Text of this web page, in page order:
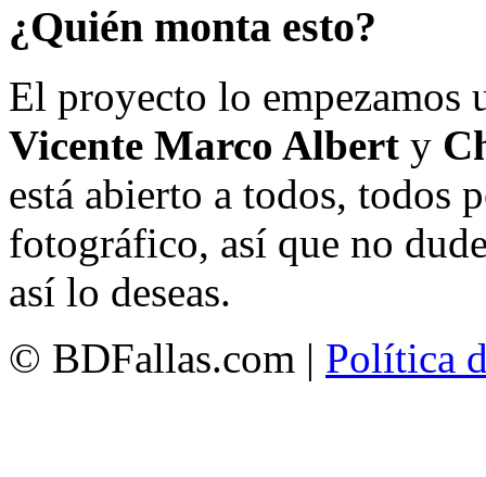
¿Quién monta esto?
El proyecto lo empezamos
Vicente Marco Albert y
está abierto a todos, todos
fotográfico, así que no
así lo deseas.
© BDFallas.com | Política